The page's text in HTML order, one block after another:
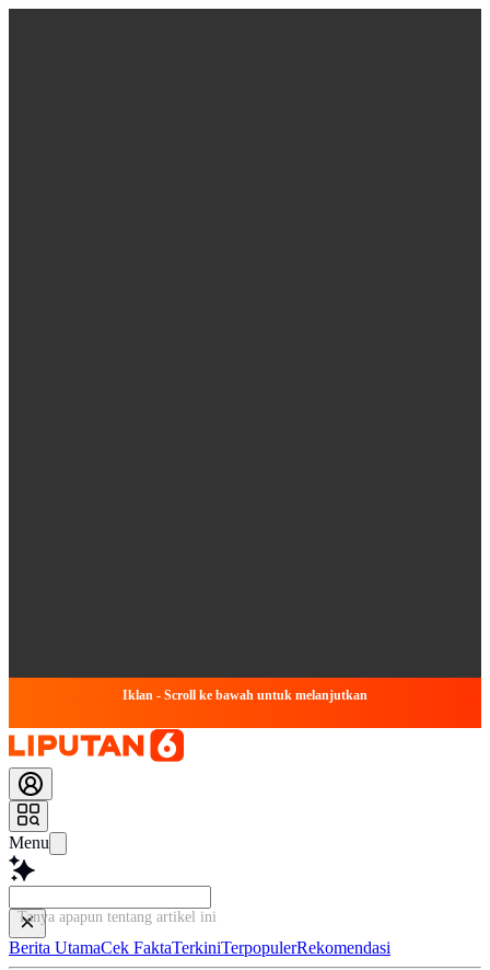
Iklan - Scroll ke bawah untuk melanjutkan
Menu
Tanya apapun tentang artikel ini
Berita UtamaCek FaktaTerkiniTerpopulerRekomendasi